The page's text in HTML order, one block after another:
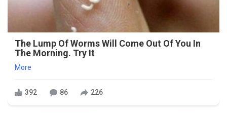
The Lump Of Worms Will Come Out Of You In
The Morning. Try It
More
392 86 226